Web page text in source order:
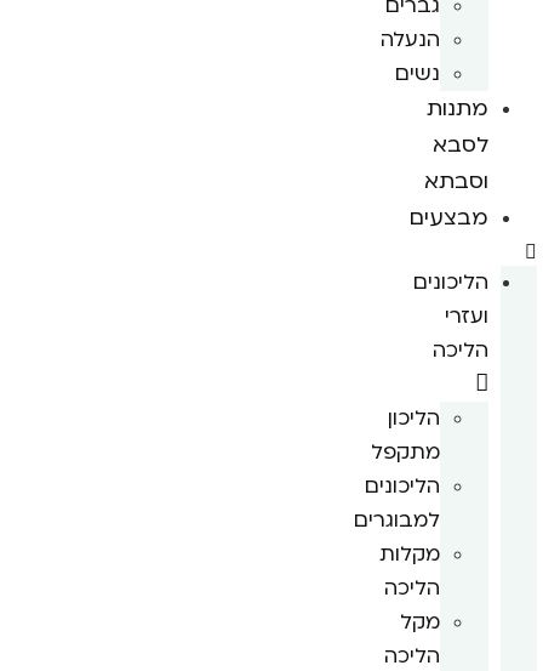
הנעלה
נשים
מתנות
לסבא
וסבתא
מבצעים
הליכונים
ועזרי
הליכה
הליכון
מתקפל
הליכונים
למבוגרים
מקלות
הליכה
מקל
הליכה